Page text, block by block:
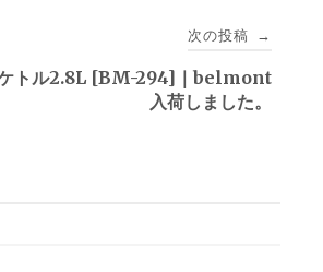
次の投稿 →
ケトル2.8L [BM-294]｜belmont
入荷しました。